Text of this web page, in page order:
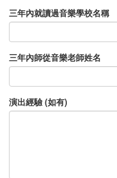
三年內就讀過音樂學校名稱
三年內師從音樂老師姓名
演出經驗 (如有)